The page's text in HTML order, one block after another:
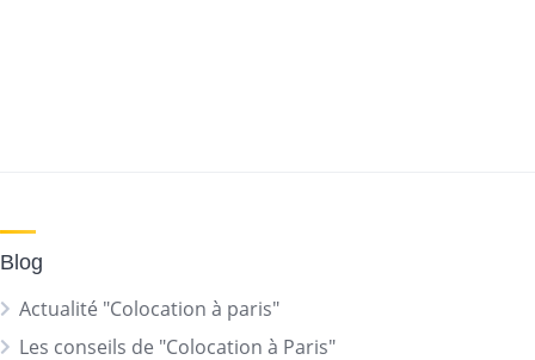
Blog
Actualité "Colocation à paris"
Les conseils de "Colocation à Paris"